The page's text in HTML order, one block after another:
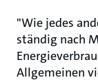
"Wie jedes
ständig nach
Allgemeinen